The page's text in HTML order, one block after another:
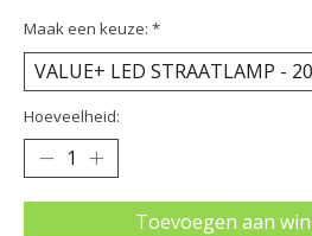
Maak een keuze: *
Hoeveelheid:
Toevoegen aan